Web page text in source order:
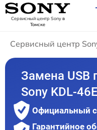
Сервисный центр Sonyв
Томске
Сервисный центр
Замена USB
Sony KDL-
Официальный
Гарантийное